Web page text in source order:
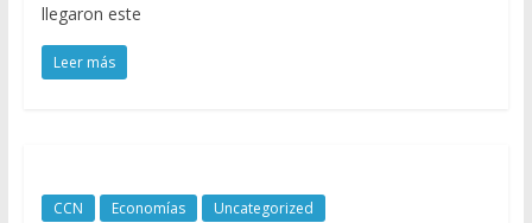
llegaron este
Leer más
CCN Economías Uncategorized